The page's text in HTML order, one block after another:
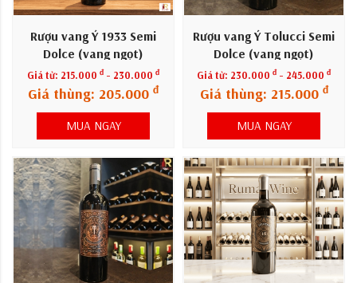
Rượu vang Ý 1933 Semi
Dolce (vang ngọt)
Giá từ: 215.000 đ - 230.000 đ
Giá thùng: 205.000 đ
MUA NGAY
Rượu vang Ý Tolucci Semi
Dolce (vang ngọt)
Giá từ: 230.000 đ - 245.000 đ
Giá thùng: 215.000 đ
MUA NGAY